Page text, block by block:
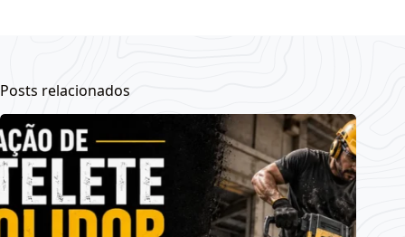
Posts relacionados